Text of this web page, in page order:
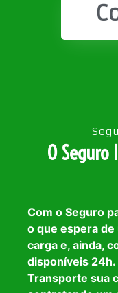
O Seguro
Com o Seguro
o que espera
carga e, ainda,
disponíveis 24h.
Transporte sua